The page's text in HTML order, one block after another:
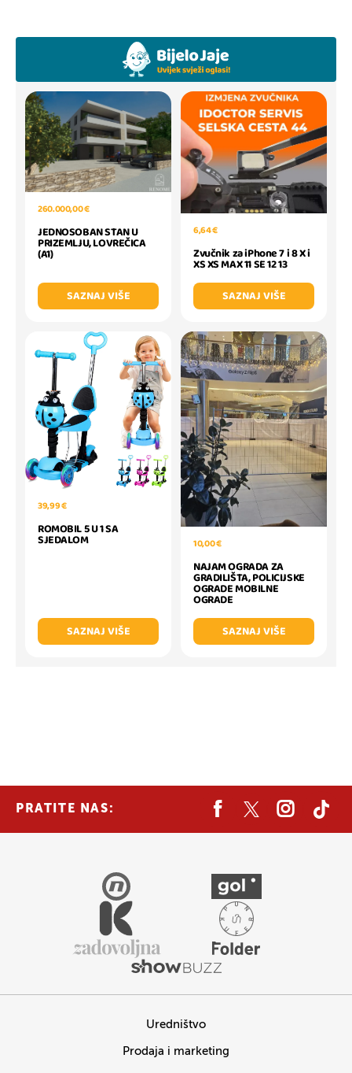
260.000,00 €
JEDNOSOBAN STAN U
PRIZEMLJU, LOVREČICA
(A1)
SAZNAJ VIŠE
6,64 €
Zvučnik za iPhone 7 i 8 X i
XS XS MAX 11 SE 12 13
SAZNAJ VIŠE
39,99 €
ROMOBIL 5 U 1 SA
SJEDALOM
SAZNAJ VIŠE
10,00 €
NAJAM OGRADA ZA
GRADILIŠTA, POLICIJSKE
OGRADE MOBILNE
OGRADE
SAZNAJ VIŠE
PRATITE NAS:
Uredništvo
Prodaja i marketing